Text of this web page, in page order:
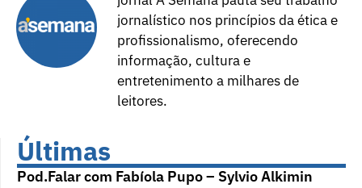
jornalístico nos princípios da ética e
profissionalismo, oferecendo
informação, cultura e
entretenimento a milhares de
leitores.
Últimas
Pod.Falar com Fabíola Pupo – Sylvio Alkimin